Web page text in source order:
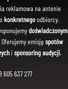
reklamowa na antenie
konkretnegoodbiorcy.
doświadczonym
emisję spotów
i sponsoring audycji.
605 637 277